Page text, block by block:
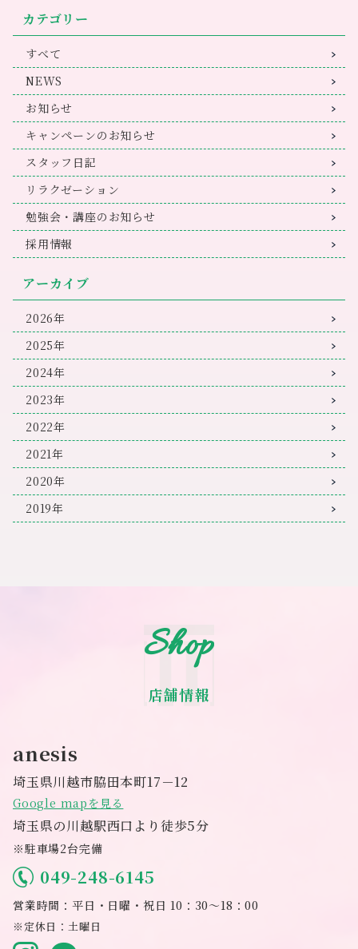
（実物と写真は色が少し異ないます）
詳細
価格：2,200円（+税）
著者：ライトワークス
の満ち欠け・六曜表示（一部）、月間カレンダー、見開き1週間
■しおり2本、裏表紙内側にオラクルカード1枚収納可能なポケット付
き、
■2021年1月はじまりです。2020年12月のマンスリーカレンダーから
使えます。
■もれなくザ・マップオラクルカード1枚付き（ランダムでの封入です。
2021年のメッセージとしてお楽しみください。）
カテゴリー
すべて
NEWS
お知らせ
キャンペーンのお知らせ
スタッフ日記
リラクゼーション
勉強会・講座のお知らせ
採用情報
アーカイブ
2026年
2025年
2024年
2023年
2022年
2021年
2020年
2019年
Shop
店舗情報
anesis
埼玉県川越市脇田本町17－12
Google mapを見る
埼玉県の川越駅西口より徒歩5分
※駐車場2台完備
049-248-6145
営業時間：平日・日曜・祝日 10：30～18：00
※定休日：土曜日